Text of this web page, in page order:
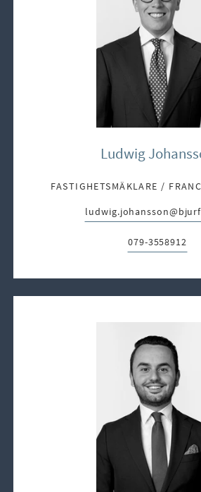
Ludwig
FASTIGHETSMÄKLARE /
E-post:
Telefon:
079-3558912